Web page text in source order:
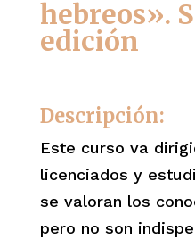
hebreos».
edición
Descripción:
Este curso va
licenciados y
se valoran los
pero no son